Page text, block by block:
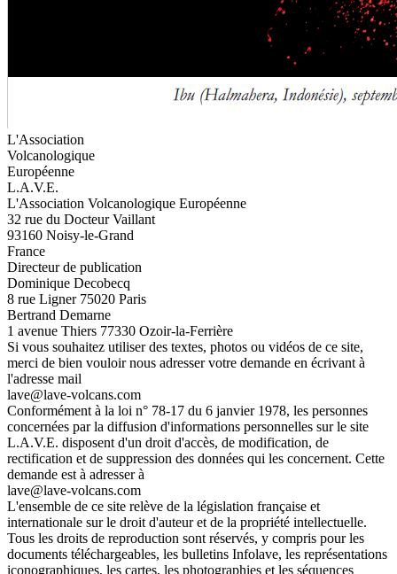
L'Association
Volcanologique
Européenne
L.A.V.E.
L'Association Volcanologique Européenne
32 rue du Docteur Vaillant
93160 Noisy-le-Grand
France
Directeur de publication
Dominique Decobecq
8 rue Ligner 75020 Paris
Bertrand Demarne
1 avenue Thiers 77330 Ozoir-la-Ferrière
Si vous souhaitez utiliser des textes, photos ou vidéos de ce site,
merci de bien vouloir nous adresser votre demande en écrivant à
l'adresse mail
lave@lave-volcans.com
Conformément à la loi n° 78-17 du 6 janvier 1978, les personnes
concernées par la diffusion d'informations personnelles sur le site
L.A.V.E. disposent d'un droit d'accès, de modification, de
rectification et de suppression des données qui les concernent. Cette
demande est à adresser à
lave@lave-volcans.com
L'ensemble de ce site relève de la législation française et
internationale sur le droit d'auteur et de la propriété intellectuelle.
Tous les droits de reproduction sont réservés, y compris pour les
documents téléchargeables, les bulletins Infolave, les représentations
iconographiques, les cartes, les photographies et les séquences